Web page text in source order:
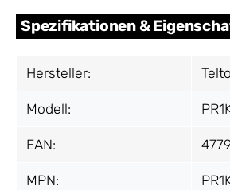
Spezifikationen &
Hersteller:
Modell:
EAN:
MPN: